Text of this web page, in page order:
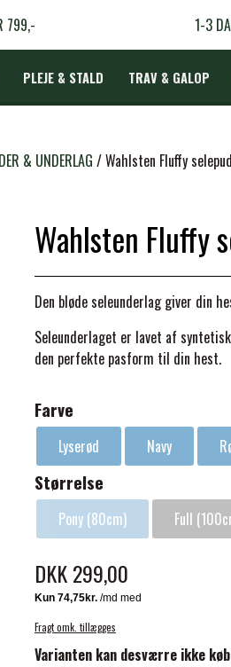
799,- 1-3
PLEJE & STALD TRAV & GALOP
& UNDERLAG Wahlsten Fluffy
Wahlsten Fluffy
Den bløde seleunderlag giver din
Seleunderlaget er lavet af
den perfekte pasform til din hest.
Farve
Lyserød Navy
Størrelse
Pony (80cm) Full
DKK 299,00
Fragt omk. tillægges
Varianten kan desværre ikke